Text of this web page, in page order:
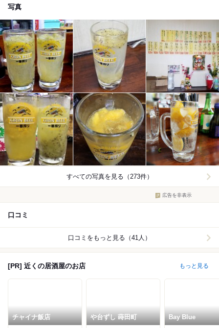
写真
すべての写真を見る（273件）
広告を非表示
口コミ
口コミをもっと見る（41人）
[PR] 近くの居酒屋のお店 もっと見る
チャイナ飯店 や台ずし 蒔田町 Bay Blue